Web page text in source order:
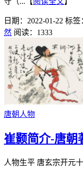
日期：2022-01-22 标签
然 阅读：1333
唐朝人物
崔颢简介-唐朝
人物生平 唐玄宗开元